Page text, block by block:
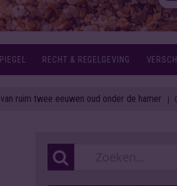
RECHT & REGELGEVING
twee eeuwen oud onder de hamer| 06 aug